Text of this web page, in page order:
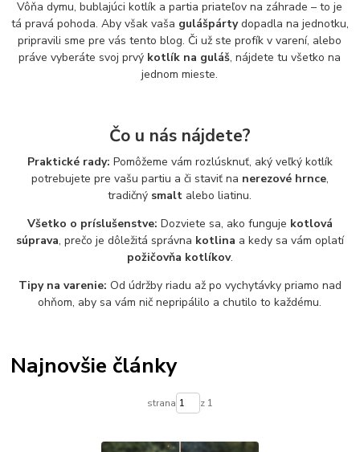
Vôňa dymu, bublajúci kotlík a partia priateľov na záhrade – to je
tá pravá pohoda. Aby však vaša gulášpártydopadla na jednotku,
pripravili sme pre vás tento blog. Či už ste profík v varení, alebo
práve vyberáte svoj prvý kotlík na guláš, nájdete tu všetko na
jednom mieste.
Čo u nás nájdete?
Praktické rady: Pomôžeme vám rozlúsknuť, aký veľký kotlík
potrebujete pre vašu partiu a či staviť na nerezové hrnce,
tradičný smalt alebo liatinu.
Všetko o príslušenstve: Dozviete sa, ako funguje kotlová
súprava, prečo je dôležitá správna kotlina a kedy sa vám oplatí
požičovňa kotlíkov.
Tipy na varenie: Od údržby riadu až po vychytávky priamo nad
ohňom, aby sa vám nič nepripálilo a chutilo to každému.
Najnovšie články
strana z 1